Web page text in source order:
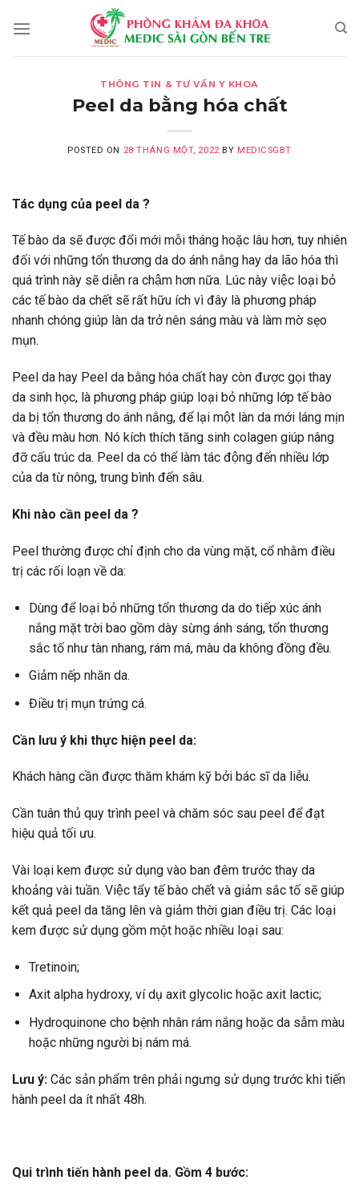
THÔNG TIN & TƯ VẤN Y KHOA
Peel da bằng hóa chất
POSTED ON 28 THÁNG MỘT, 2022 BY MEDICSGBT
Tác dụng của peel da ?
Tế bào da sẽ được đổi mới mỗi tháng hoặc lâu hơn, tuy nhiên
đối với những tổn thương da do ánh nắng hay da lão hóa thì
quá trình này sẽ diễn ra chậm hơn nữa. Lúc này việc loại bỏ
các tế bào da chết sẽ rất hữu ích vì đây là phương pháp
nhanh chóng giúp làn da trở nên sáng màu và làm mờ sẹo
mụn.
Peel da hay Peel da bằng hóa chất hay còn được gọi thay
da sinh học, là phương pháp giúp loại bỏ những lớp tế bào
da bị tổn thương do ánh nắng, để lại một làn da mới láng mịn
và đều màu hơn. Nó kích thích tăng sinh colagen giúp nâng
đỡ cấu trúc da. Peel da có thể làm tác động đến nhiều lớp
của da từ nông, trung bình đến sâu.
Khi nào cần peel da ?
Peel thường được chỉ định cho da vùng mặt, cổ nhằm điều
trị các rối loạn về da:
Dùng để loại bỏ những tổn thương da do tiếp xúc ánh
nắng mặt trời bao gồm dày sừng ánh sáng, tổn thương
sắc tố như tàn nhang, rám má, màu da không đồng đều.
Giảm nếp nhăn da.
Điều trị mụn trứng cá.
Cần lưu ý khi thực hiện peel da:
Khách hàng cần được thăm khám kỹ bởi bác sĩ da liễu.
Cần tuân thủ quy trình peel và chăm sóc sau peel để đạt
hiệu quả tối ưu.
Vài loại kem được sử dụng vào ban đêm trước thay da
khoảng vài tuần. Việc tẩy tế bào chết và giảm sắc tố sẽ giúp
kết quả peel da tăng lên và giảm thời gian điều trị. Các loại
kem được sử dụng gồm một hoặc nhiều loại sau:
Tretinoin;
Axit alpha hydroxy, ví dụ axit glycolic hoặc axit lactic;
Hydroquinone cho bệnh nhân rám nắng hoặc da sẫm màu
hoặc những người bị nám má.
Lưu ý: Các sản phẩm trên phải ngưng sử dụng trước khi tiến
hành peel da ít nhất 48h.
Qui trình tiến hành peel da. Gồm 4 bước: